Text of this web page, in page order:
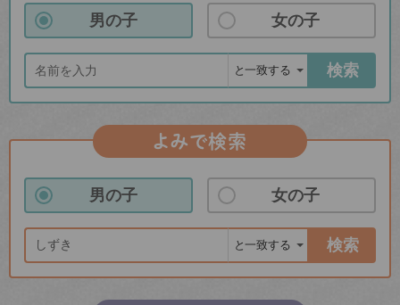
男の子 女の子
検索
よみで検索
男の子 女の子
検索